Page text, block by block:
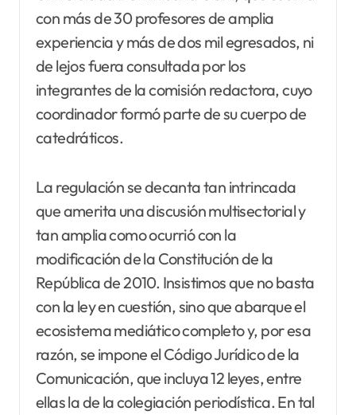
con más de 30 profesores de amplia
experiencia y más de dos mil egresados, ni
de lejos fuera consultada por los
integrantes de la comisión redactora, cuyo
coordinador formó parte de su cuerpo de
catedráticos.
La regulación se decanta tan intrincada
que amerita una discusión multisectorial y
tan amplia como ocurrió con la
modificación de la Constitución de la
República de 2010. Insistimos que no basta
con la ley en cuestión, sino que abarque el
ecosistema mediático completo y, por esa
razón, se impone el Código Jurídico de la
Comunicación, que incluya 12 leyes, entre
ellas la de la colegiación periodística. En tal